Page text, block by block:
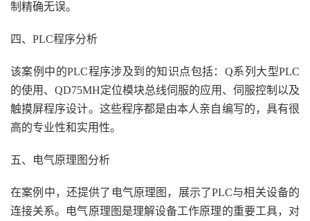
制精确无误。
四、PLC程序分析
该案例中的PLC程序涉及到的知识点包括：Q系列大型PLC
的使用、QD75MH定位模块总线伺服的应用、伺服控制以及
触摸屏程序设计。这些程序都是由本人亲自编写的，具有很
高的专业性和实用性。
五、电气原理图分析
在案例中，还提供了电气原理图，展示了PLC与相关设备的
连接关系。电气原理图是理解设备工作原理的重要工具，对